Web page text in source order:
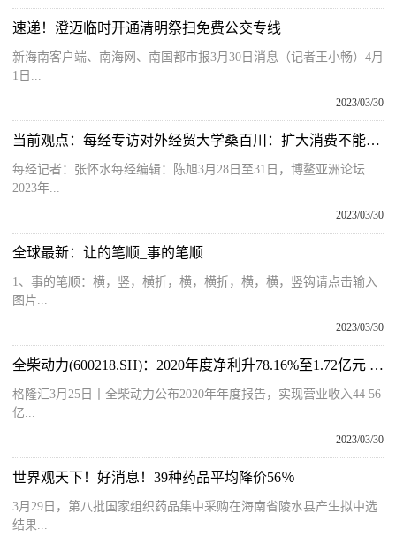
速递！澄迈临时开通清明祭扫免费公交专线
新海南客户端、南海网、南国都市报3月30日消息（记者王小畅）4月
1日...
2023/03/30
当前观点：每经专访对外经贸大学桑百川：扩大消费不能依靠简单的短期刺激，而是要促进企业扩张以增加就业机会
每经记者：张怀水每经编辑：陈旭3月28日至31日，博鳌亚洲论坛
2023年...
2023/03/30
全球最新：让的笔顺_事的笔顺
1、事的笔顺：横，竖，横折，横，横折，横，横，竖钩请点击输入
图片...
2023/03/30
全柴动力(600218.SH)：2020年度净利升78.16%至1.72亿元 拟10派1元
格隆汇3月25日丨全柴动力公布2020年年度报告，实现营业收入44 56
亿...
2023/03/30
世界观天下！好消息！39种药品平均降价56％
3月29日，第八批国家组织药品集中采购在海南省陵水县产生拟中选
结果...